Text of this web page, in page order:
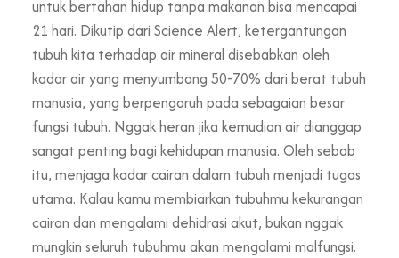
untuk bertahan hidup tanpa makanan bisa mencapai
21 hari. Dikutip dari Science Alert, ketergantungan
tubuh kita terhadap air mineral disebabkan oleh
kadar air yang menyumbang 50-70% dari berat tubuh
manusia, yang berpengaruh pada sebagaian besar
fungsi tubuh. Nggak heran jika kemudian air dianggap
sangat penting bagi kehidupan manusia. Oleh sebab
itu, menjaga kadar cairan dalam tubuh menjadi tugas
utama. Kalau kamu membiarkan tubuhmu kekurangan
cairan dan mengalami dehidrasi akut, bukan nggak
mungkin seluruh tubuhmu akan mengalami malfungsi.